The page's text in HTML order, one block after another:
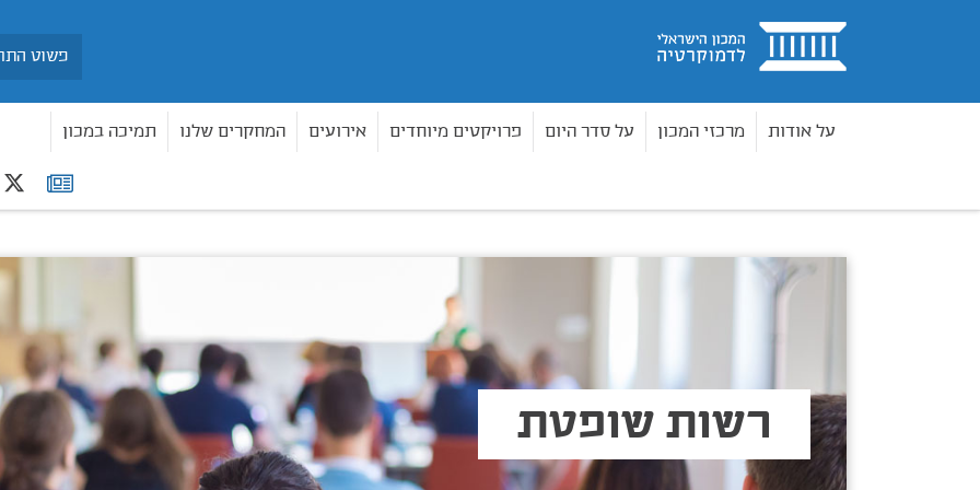
בית
על אודות מרכזי המכון על סדר היום פרויקטים מיוחדים אירועים המחקרים שלנו תמיכה במכון
רשימת
תפוצה
רשות שופטת